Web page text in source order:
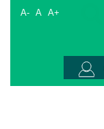
A- A A+